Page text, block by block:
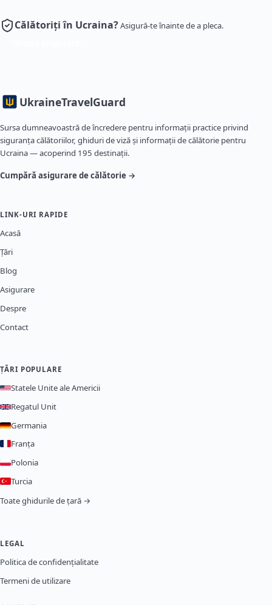
Călătoriți în Ucraina?Asigură-te înainte de a pleca.
UkraineTravelGuard
Sursa dumneavoastră de încredere pentru informații practice privind
siguranța călătoriilor, ghiduri de viză și informații de călătorie pentru
Ucraina — acoperind 195 destinații.
Cumpără asigurare de călătorie →
LINK-URI RAPIDE
Acasă
Țări
Blog
Asigurare
Despre
Contact
ȚĂRI POPULARE
Statele Unite ale Americii
Regatul Unit
Germania
Franța
Polonia
Turcia
Toate ghidurile de țară →
LEGAL
Politica de confidențialitate
Termeni de utilizare